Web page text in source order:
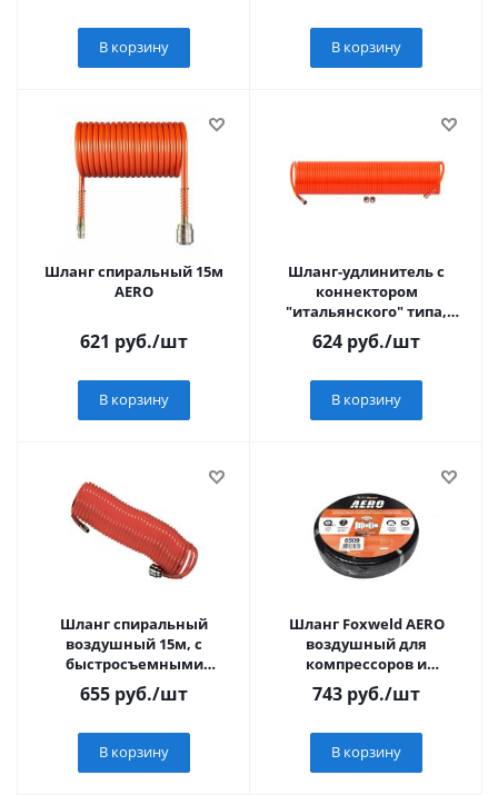
В корзину В корзину
Шланг спиральный 15м
AERO
621 руб./шт
В корзину
Шланг-удлинитель с
коннектором
"итальянского" типа,
длина 15 м
624 руб./шт
В корзину
Шланг спиральный
воздушный 15м, с
быстросъемными
соединениями "MATRIX"
655 руб./шт
В корзину
Шланг Foxweld AERO
воздушный для
компрессоров и
пневмоинструмента ,
20бар, 9x15мм, 5м
743 руб./шт
В корзину